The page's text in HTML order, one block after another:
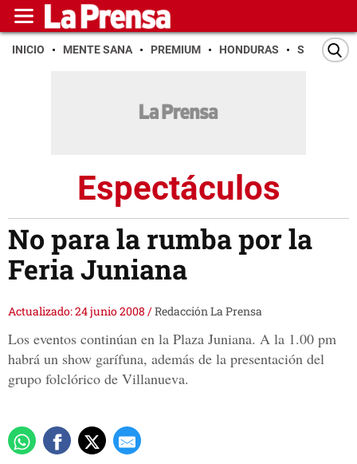
INICIO MENTE SANA PREMIUM HONDURAS SAN PEDRO
Espectáculos
No para la rumba por la
Feria Juniana
Actualizado: 24 junio 2008 /Redacción La Prensa
Los eventos continúan en la Plaza Juniana. A la 1.00 pm
habrá un show garífuna, además de la presentación del
grupo folclórico de Villanueva.